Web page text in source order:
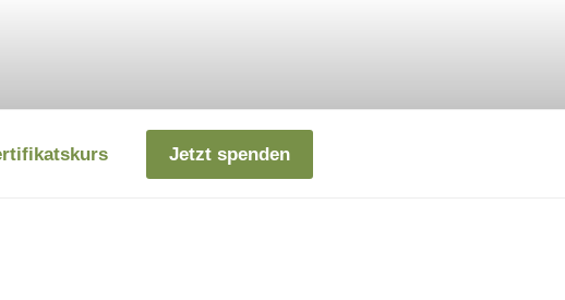
Jetzt spenden